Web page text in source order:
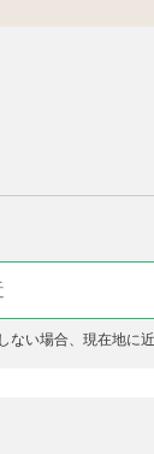
ない場合、現在地に